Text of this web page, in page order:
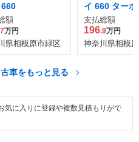
額
万円
県相模原市緑区
イ 660 ター
ーン
支払総額
196.9万円
神奈川県相模
車をもっと見る
気に入りに登録や複数見積もりがで